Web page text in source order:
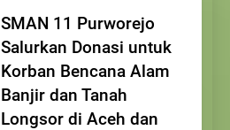
SMAN 11 Purworejo
Salurkan Donasi untuk
Korban Bencana Alam
Banjir dan Tanah
Longsor di Aceh dan